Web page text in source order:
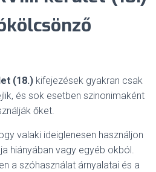
(18.)kifejezések gyakran csak
és sok esetben szinonimaként
őket.
valaki ideiglenesen használjon
hiányában vagy egyéb okból.
a szóhasználat árnyalatai és a